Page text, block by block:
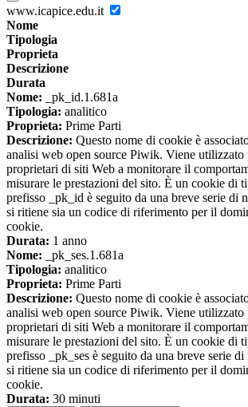
www.icapice.edu.it
Nome
Tipologia
Proprieta
Descrizione
Durata
Nome: _pk_id.1.681a
Tipologia: analitico
Proprieta: Prime Parti
Descrizione: Questo nome di cookie è
analisi web open source Piwik. Viene utilizzato
proprietari di siti Web a monitorare il
misurare le prestazioni del sito. È un cookie di
prefisso _pk_id è seguito da una breve serie di
si ritiene sia un codice di riferimento per il
cookie.
Durata: 1 anno
Nome: _pk_ses.1.681a
Tipologia: analitico
Proprieta: Prime Parti
Descrizione: Questo nome di cookie è
analisi web open source Piwik. Viene utilizzato
proprietari di siti Web a monitorare il
misurare le prestazioni del sito. È un cookie di
prefisso _pk_ses è seguito da una breve serie
si ritiene sia un codice di riferimento per il
cookie.
Durata: 30 minuti